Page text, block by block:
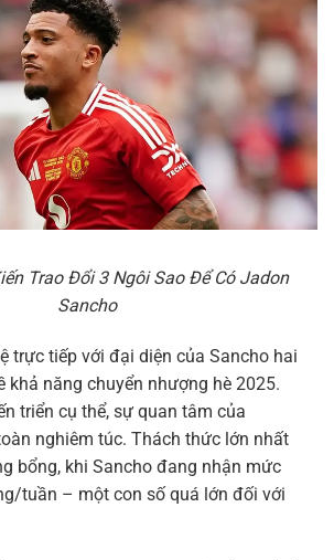
Trao Đổi 3 Ngôi Sao Để Có Jadon
Sancho
trực tiếp với đại diện của Sancho hai
khả năng chuyển nhượng hè 2025.
triển cụ thể, sự quan tâm của
nghiêm túc. Thách thức lớn nhất
bổng, khi Sancho đang nhận mức
tuần – một con số quá lớn đối với